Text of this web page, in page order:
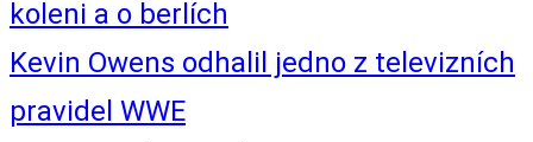
koleni a o berlích
Kevin Owens odhalil jedno z televizních
pravidel WWE